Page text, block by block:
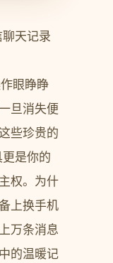
天记录
眼睁睁
旦消失便
些珍贵的
是你的
权。为什
上换手机
万条消息
的温暖记